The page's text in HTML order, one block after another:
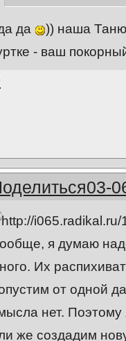
да
)) наша
- ваш
03-
я думаю
Их
от одной
нет. Поэтому
же создадим